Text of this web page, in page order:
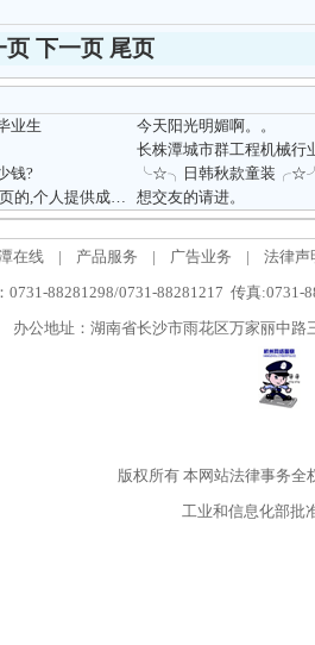
页 下一页 尾页
业生
今天阳光明媚啊。。
长株潭城市群工程机械行
钱?
成都网页设计,成都专业设计网页的,个人提供成都网页设计服务
想交友的请进。
在线 | 产品服务 | 广告业务 |
法律声
0731-88281298/0731-88281217 传真:0731-
办公地址：湖南省长沙市雨花区万家丽中
版权所有本网站法律事务全
工业和信息化部批